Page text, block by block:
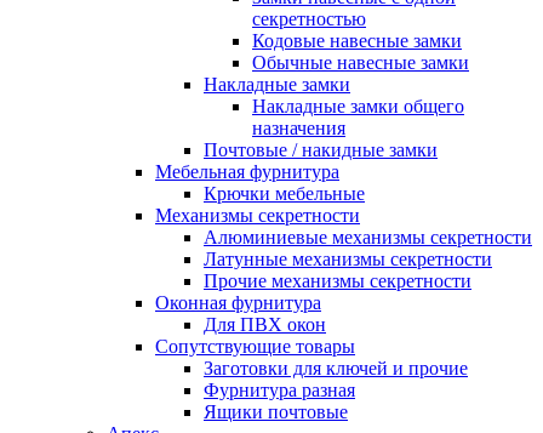
секретностью
Кодовые навесные замки
Обычные навесные замки
Накладные замки
Накладные замки общего
назначения
Почтовые / накидные замки
Мебельная фурнитура
Крючки мебельные
Механизмы секретности
Алюминиевые механизмы секретности
Латунные механизмы секретности
Прочие механизмы секретности
Оконная фурнитура
Для ПВХ окон
Сопутствующие товары
Заготовки для ключей и прочие
Фурнитура разная
Ящики почтовые